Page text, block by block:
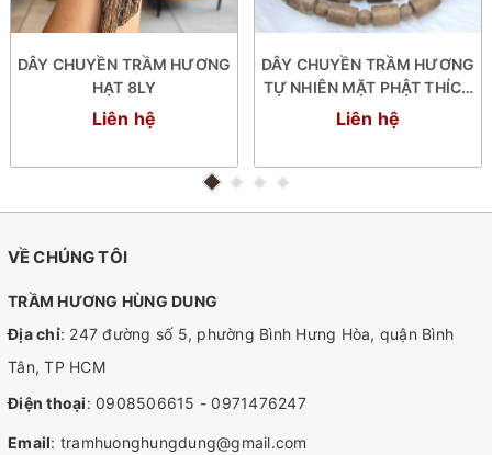
DÂY CHUYỀN TRẦM HƯƠNG
HẠT 8LY
Liên hệ
DÂY CHUYỀN TRẦM HƯƠNG
TỰ NHIÊN MẶT PHẬT THÍCH
CA BỌC VÀNG
Liên hệ
VỀ CHÚNG TÔI
TRẦM HƯƠNG HÙNG DUNG
Địa chỉ: 247 đường số 5, phường Bình Hưng Hòa, quận Bình
Tân, TP HCM
Điện thoại: 0908506615 -0971476247
Email: tramhuonghungdung@gmail.com